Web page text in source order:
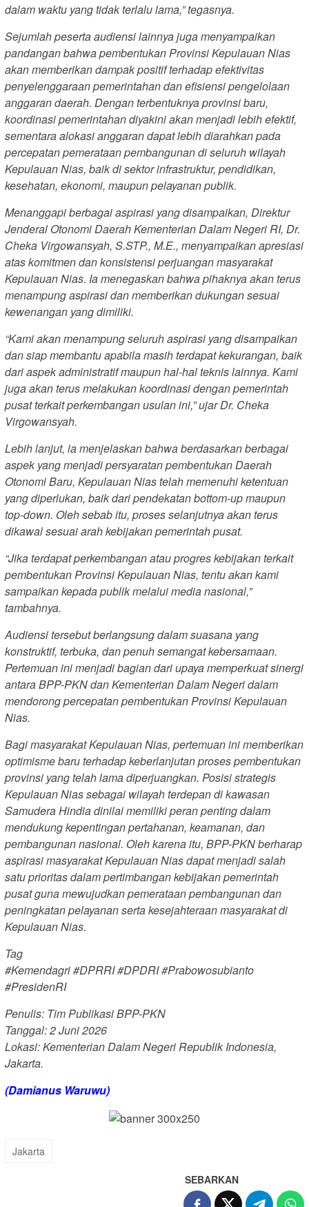
dalam waktu yang tidak terlalu lama,” tegasnya.
Sejumlah peserta audiensi lainnya juga menyampaikan
pandangan bahwa pembentukan Provinsi Kepulauan Nias
akan memberikan dampak positif terhadap efektivitas
penyelenggaraan pemerintahan dan efisiensi pengelolaan
anggaran daerah. Dengan terbentuknya provinsi baru,
koordinasi pemerintahan diyakini akan menjadi lebih efektif,
sementara alokasi anggaran dapat lebih diarahkan pada
percepatan pemerataan pembangunan di seluruh wilayah
Kepulauan Nias, baik di sektor infrastruktur, pendidikan,
kesehatan, ekonomi, maupun pelayanan publik.
Menanggapi berbagai aspirasi yang disampaikan, Direktur
Jenderal Otonomi Daerah Kementerian Dalam Negeri RI, Dr.
Cheka Virgowansyah, S.STP., M.E., menyampaikan apresiasi
atas komitmen dan konsistensi perjuangan masyarakat
Kepulauan Nias. Ia menegaskan bahwa pihaknya akan terus
menampung aspirasi dan memberikan dukungan sesuai
kewenangan yang dimiliki.
“Kami akan menampung seluruh aspirasi yang disampaikan
dan siap membantu apabila masih terdapat kekurangan, baik
dari aspek administratif maupun hal-hal teknis lainnya. Kami
juga akan terus melakukan koordinasi dengan pemerintah
pusat terkait perkembangan usulan ini,” ujar Dr. Cheka
Virgowansyah.
Lebih lanjut, ia menjelaskan bahwa berdasarkan berbagai
aspek yang menjadi persyaratan pembentukan Daerah
Otonomi Baru, Kepulauan Nias telah memenuhi ketentuan
yang diperlukan, baik dari pendekatan bottom-up maupun
top-down. Oleh sebab itu, proses selanjutnya akan terus
dikawal sesuai arah kebijakan pemerintah pusat.
“Jika terdapat perkembangan atau progres kebijakan terkait
pembentukan Provinsi Kepulauan Nias, tentu akan kami
sampaikan kepada publik melalui media nasional,”
tambahnya.
Audiensi tersebut berlangsung dalam suasana yang
konstruktif, terbuka, dan penuh semangat kebersamaan.
Pertemuan ini menjadi bagian dari upaya memperkuat sinergi
antara BPP-PKN dan Kementerian Dalam Negeri dalam
mendorong percepatan pembentukan Provinsi Kepulauan
Nias.
Bagi masyarakat Kepulauan Nias, pertemuan ini memberikan
optimisme baru terhadap keberlanjutan proses pembentukan
provinsi yang telah lama diperjuangkan. Posisi strategis
Kepulauan Nias sebagai wilayah terdepan di kawasan
Samudera Hindia dinilai memiliki peran penting dalam
mendukung kepentingan pertahanan, keamanan, dan
pembangunan nasional. Oleh karena itu, BPP-PKN berharap
aspirasi masyarakat Kepulauan Nias dapat menjadi salah
satu prioritas dalam pertimbangan kebijakan pemerintah
pusat guna mewujudkan pemerataan pembangunan dan
peningkatan pelayanan serta kesejahteraan masyarakat di
Kepulauan Nias.
Tag
#Kemendagri #DPRRI #DPDRI #Prabowosubianto
#PresidenRI
Penulis: Tim Publikasi BPP-PKN
Tanggal: 2 Juni 2026
Lokasi: Kementerian Dalam Negeri Republik Indonesia,
Jakarta.
(Damianus Waruwu)
Jakarta
SEBARKAN